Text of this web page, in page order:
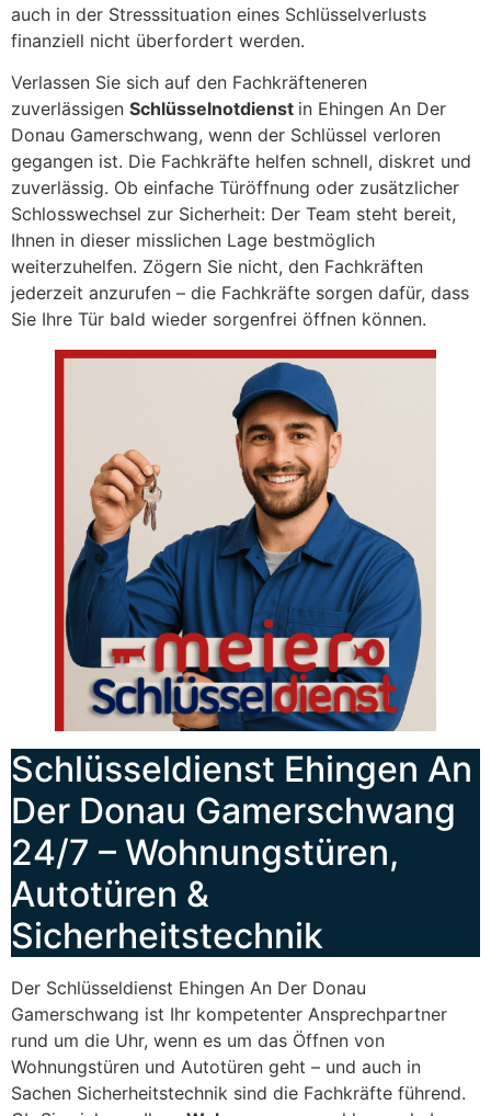
auch in der Stresssituation eines Schlüsselverlusts
finanziell nicht überfordert werden.
Verlassen Sie sich auf den Fachkräfteneren
zuverlässigen Schlüsselnotdienst in Ehingen An Der
Donau Gamerschwang, wenn der Schlüssel verloren
gegangen ist. Die Fachkräfte helfen schnell, diskret und
zuverlässig. Ob einfache Türöffnung oder zusätzlicher
Schlosswechsel zur Sicherheit: Der Team steht bereit,
Ihnen in dieser misslichen Lage bestmöglich
weiterzuhelfen. Zögern Sie nicht, den Fachkräften
jederzeit anzurufen – die Fachkräfte sorgen dafür, dass
Sie Ihre Tür bald wieder sorgenfrei öffnen können.
Schlüsseldienst Ehingen An
Der Donau Gamerschwang
24/7 – Wohnungstüren,
Autotüren &
Sicherheitstechnik
Der Schlüsseldienst Ehingen An Der Donau
Gamerschwang ist Ihr kompetenter Ansprechpartner
rund um die Uhr, wenn es um das Öffnen von
Wohnungstüren und Autotüren geht – und auch in
Sachen Sicherheitstechnik sind die Fachkräfte führend.